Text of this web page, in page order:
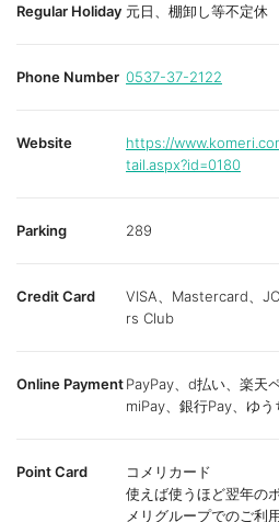
Regular Holiday 元日、棚卸し等不定休
Phone Number 0537-37-2122
Website
https://
tail.aspx?id=0180
Parking 289
Credit Card
VISA、Mastercard、
rs Club
Online PaymentPayPay、d払い、楽天
miPay、銀行Pay、ゆ
Point Card
コメリカード
使えば使うほど翌年の
メリグループでのご利